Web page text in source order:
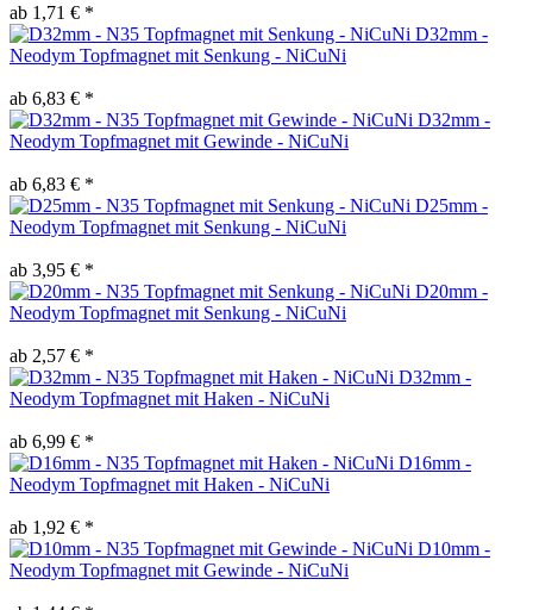
ab 1,71 € *
D32mm -
Neodym Topfmagnet mit Senkung - NiCuNi
ab 6,83 € *
D32mm -
Neodym Topfmagnet mit Gewinde - NiCuNi
ab 6,83 € *
D25mm -
Neodym Topfmagnet mit Senkung - NiCuNi
ab 3,95 € *
D20mm -
Neodym Topfmagnet mit Senkung - NiCuNi
ab 2,57 € *
D32mm -
Neodym Topfmagnet mit Haken - NiCuNi
ab 6,99 € *
D16mm -
Neodym Topfmagnet mit Haken - NiCuNi
ab 1,92 € *
D10mm -
Neodym Topfmagnet mit Gewinde - NiCuNi